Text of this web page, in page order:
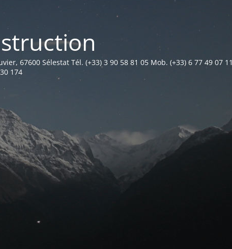
67600 Sélestat Tél. (+33) 3 90 58 81 05 Mob. (+33) 6 77 49 07 11
174